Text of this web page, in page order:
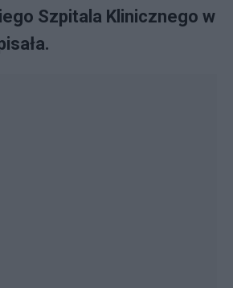
Szpitala Klinicznego w